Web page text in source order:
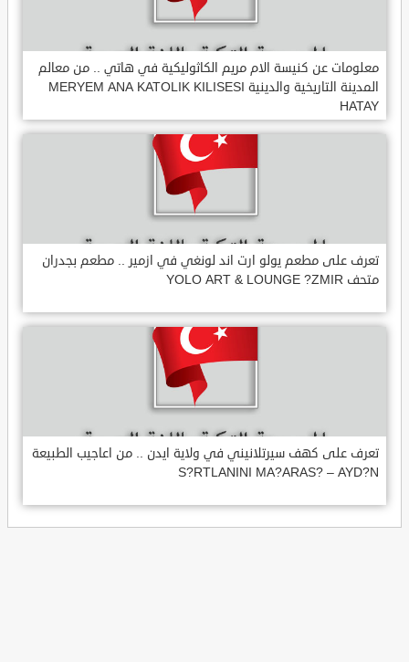
معلومات عن كنيسة الام مريم الكاثوليكية في هاتي .. من معالم
المدينة التاريخية والدينية MERYEM ANA KATOLIK KILISESI
HATAY
تعرف على مطعم يولو ارت اند لونغي في ازمير .. مطعم بجدران
متحف YOLO ART & LOUNGE ?ZMIR
تعرف على كهف سيرتلانيني في ولاية ايدن .. من اعاجيب الطبيعة
S?RTLANINI MA?ARAS? – AYD?N